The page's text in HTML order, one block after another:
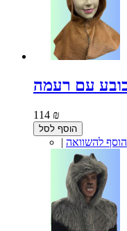
114 ₪
הוסף לסל
| הוסף להשוואה